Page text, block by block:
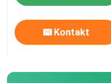
Kontakt